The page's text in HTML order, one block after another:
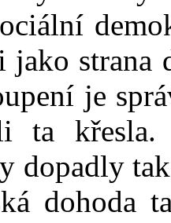
jako strana
je
ta
dopadly
dohoda